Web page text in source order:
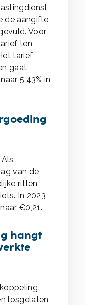
de aangifte
Voor
ten
tarief
gaat
5,43% in
van de
ritten
In 2023
€0,21.
hangt
losgelaten